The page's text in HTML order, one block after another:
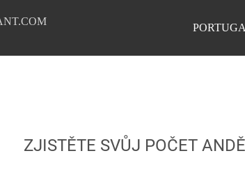
ZJISTĚTE SVŮJ POČET